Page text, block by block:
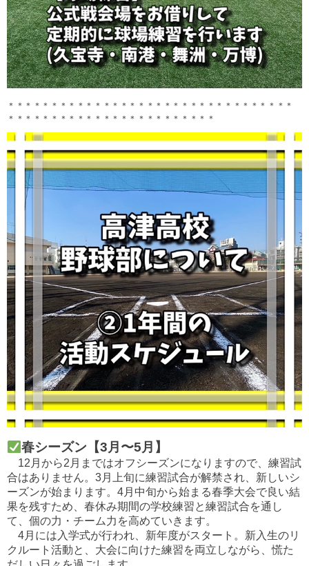
＊＊＊＊＊＊＊＊＊＊＊＊＊＊＊＊＊＊＊＊＊＊＊＊＊＊＊＊＊＊＊＊＊
＊＊＊＊＊＊＊＊＊＊＊＊＊＊＊＊＊＊＊＊＊＊＊＊
春シーズン【3月〜5月】
12月から2月まではオフシーズンになりますので、 練習試
合はありません。3月上旬に練習試合が解禁され、 新しいシ
ーズンが始まります。 4月中旬から始まる春季大会で良い結
果を残すため、 春休み期間の学校練習と練習試合を通し
て、個の力・ チーム力を高めていきます。
4月には入学式が行われ、新年度がスタート。 新入生のリ
クルート活動と、大会に向けた練習を両立しながら、慌た